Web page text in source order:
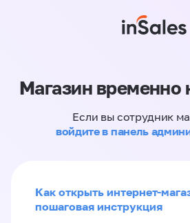
Магазин временно
Если вы сотрудник
войдите в панель
Как открыть интернет-
пошаговая инструкция